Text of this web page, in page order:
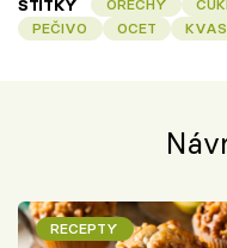
ŠTÍTKY OŘECHY
PEČIVO
OCET KVAS
RECEPTY